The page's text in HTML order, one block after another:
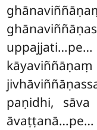
paṇidhi, sāva